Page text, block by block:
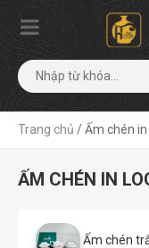
Trang chủ /Ấm chén
ẤM CHÉN IN
Ấm chén